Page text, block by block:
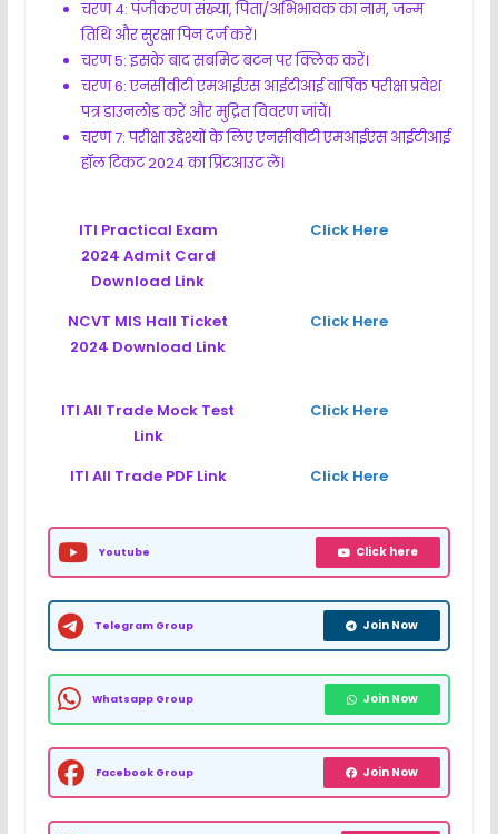
चरण 4: पंजीकरण संख्या, पिता/अभिभावक का नाम, जन्म
तिथि और सुरक्षा पिन दर्ज करें।
चरण 5: इसके बाद सबमिट बटन पर क्लिक करें।
चरण 6: एनसीवीटी एमआईएस आईटीआई वार्षिक परीक्षा प्रवेश
पत्र डाउनलोड करें और मुद्रित विवरण जांचें।
चरण 7: परीक्षा उद्देश्यों के लिए एनसीवीटी एमआईएस आईटीआई
हॉल टिकट 2024 का प्रिंटआउट लें।
ITI Practical Exam
2024 Admit Card
Download Link
Click Here
NCVT MIS Hall Ticket
2024 Download Link
Click Here
ITI All Trade Mock Test
Link
Click Here
ITI All Trade PDF Link Click Here
Youtube Click here
Telegram Group Join Now
Whatsapp Group Join Now
Facebook Group Join Now